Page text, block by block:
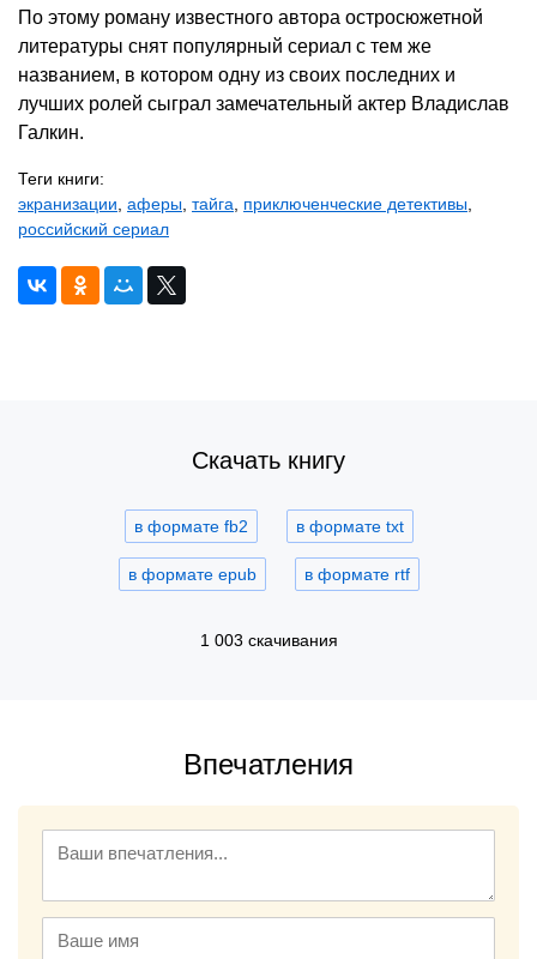
По этому роману известного автора остросюжетной
литературы снят популярный сериал с тем же
названием, в котором одну из своих последних и
лучших ролей сыграл замечательный актер Владислав
Галкин.
Теги книги:
экранизации аферы тайга приключенческие детективы
российский сериал
Скачать книгу
в формате fb2 в формате txt
в формате epub в формате rtf
1 003 скачивания
Впечатления